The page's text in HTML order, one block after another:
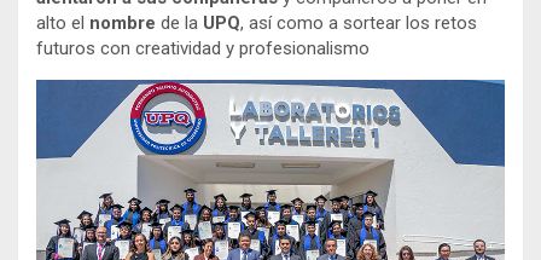
alto el nombre de la UPQ, así como a sortear los retos
futuros con creatividad y profesionalismo